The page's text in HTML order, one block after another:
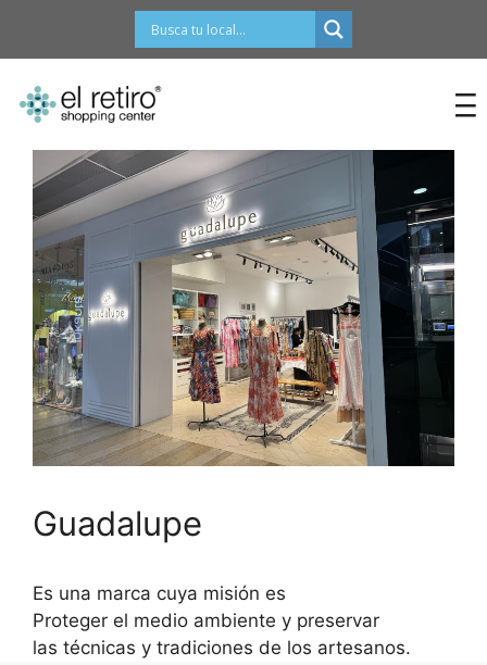
Guadalupe
Es una marca cuya misión es
Proteger el medio ambiente y preservar
las técnicas y tradiciones de los artesanos.